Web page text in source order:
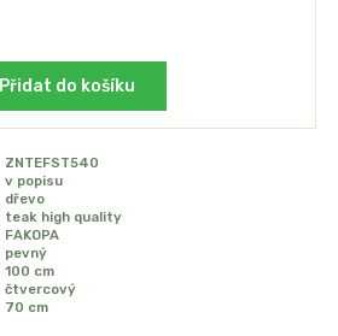
Přidat do košíku
ZNTEFST540
v popisu
dřevo
teak high quality
FAKOPA
pevný
100 cm
čtvercový
70 cm